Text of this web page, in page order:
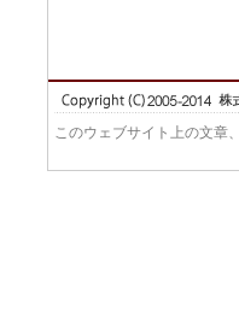
このウェブサイト上の文章